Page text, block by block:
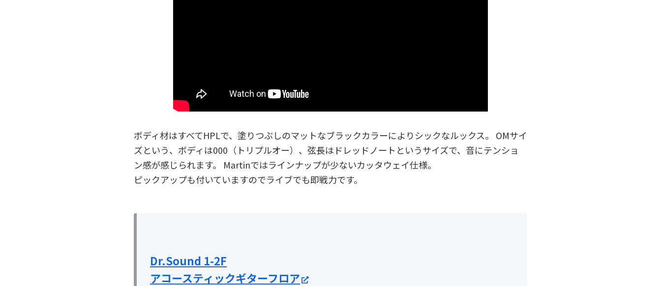
ボディ材はすべてHPLで、塗りつぶしのマットなブラックカラーによりシックなルックス。 OMサイ
ズという、ボディは000（トリプルオー）、弦長はドレッドノートというサイズで、音にテンショ
ン感が感じられます。 Martinではラインナップが少ないカッタウェイ仕様。
ピックアップも付いていますのでライブでも即戦力です。
Dr.Sound 1-2F
アコースティックギターフロア